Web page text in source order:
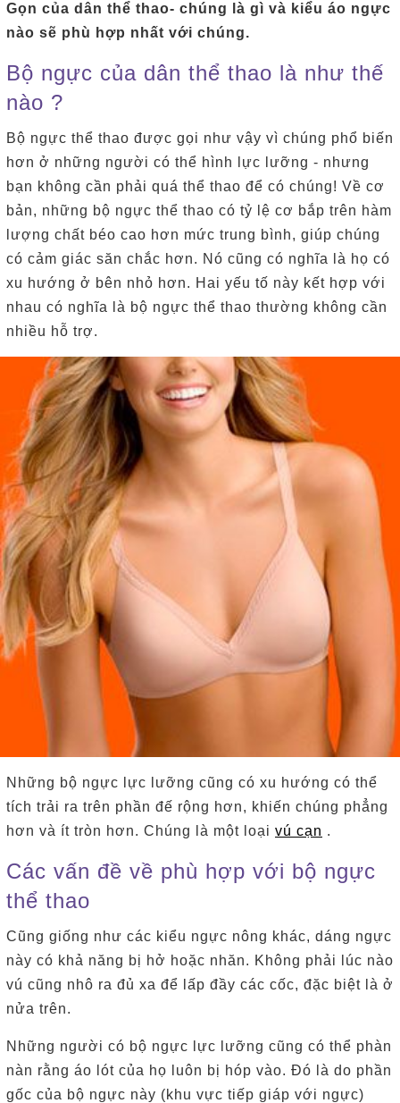
Gọn của dân thể thao- chúng là gì và kiểu áo ngực
nào sẽ phù hợp nhất với chúng.
Bộ ngực của dân thể thao là như thế
nào ?
Bộ ngực thể thao được gọi như vậy vì chúng phổ biến
hơn ở những người có thể hình lực lưỡng - nhưng
bạn không cần phải quá thể thao để có chúng! Về cơ
bản, những bộ ngực thể thao có tỷ lệ cơ bắp trên hàm
lượng chất béo cao hơn mức trung bình, giúp chúng
có cảm giác săn chắc hơn. Nó cũng có nghĩa là họ có
xu hướng ở bên nhỏ hơn. Hai yếu tố này kết hợp với
nhau có nghĩa là bộ ngực thể thao thường không cần
nhiều hỗ trợ.
Những bộ ngực lực lưỡng cũng có xu hướng có thể
tích trải ra trên phần đế rộng hơn, khiến chúng phẳng
hơn và ít tròn hơn. Chúng là một loại vú cạn .
Các vấn đề về phù hợp với bộ ngực
thể thao
Cũng giống như các kiểu ngực nông khác, dáng ngực
này có khả năng bị hở hoặc nhăn. Không phải lúc nào
vú cũng nhô ra đủ xa để lấp đầy các cốc, đặc biệt là ở
nửa trên.
Những người có bộ ngực lực lưỡng cũng có thể phàn
nàn rằng áo lót của họ luôn bị hóp vào. Đó là do phần
gốc của bộ ngực này (khu vực tiếp giáp với ngực)